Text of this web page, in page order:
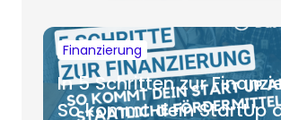
Finanzierung
In 5 Schritten zur
So kommt dein StartUp